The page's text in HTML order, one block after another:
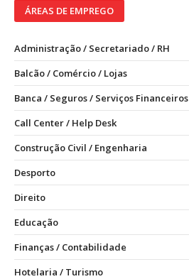
ÁREAS DE EMPREGO
Administração / Secretariado / RH
Balcão / Comércio / Lojas
Banca / Seguros / Serviços Financeiros
Call Center / Help Desk
Construção Civil / Engenharia
Desporto
Direito
Educação
Finanças / Contabilidade
Hotelaria / Turismo